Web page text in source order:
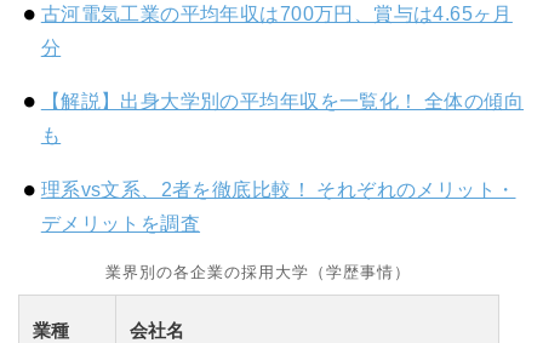
古河電気工業の平均年収は700万円、賞与は4.65ヶ月
分
【解説】出身大学別の平均年収を一覧化！ 全体の傾向
も
理系vs文系、2者を徹底比較！ それぞれのメリット・
デメリットを調査
業界別の各企業の採用大学（学歴事情）
業種 会社名